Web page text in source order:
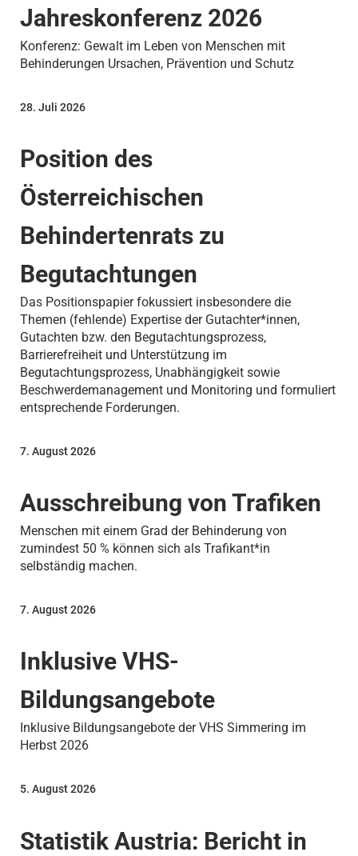
Jahreskonferenz 2026
Konferenz: Gewalt im Leben von Menschen mit
Behinderungen Ursachen, Prävention und Schutz
Position des
Österreichischen
Behindertenrats zu
Begutachtungen
28. Juli 2026
Das Positionspapier fokussiert insbesondere die
Themen (fehlende) Expertise der Gutachter*innen,
Gutachten bzw. den Begutachtungsprozess,
Barrierefreiheit und Unterstützung im
Begutachtungsprozess, Unabhängigkeit sowie
Beschwerdemanagement und Monitoring und formuliert
entsprechende Forderungen.
Ausschreibung von Trafiken
7. August 2026
Menschen mit einem Grad der Behinderung von
zumindest 50 % können sich als Trafikant*in
selbständig machen.
Inklusive VHS-
Bildungsangebote
7. August 2026
Inklusive Bildungsangebote der VHS Simmering im
Herbst 2026
Statistik Austria: Bericht in
5. August 2026